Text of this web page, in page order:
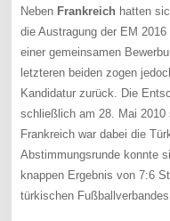
Neben Frankreich hatten
die Austragung der EM
einer gemeinsamen
letzteren beiden zogen
Kandidatur zurück. Die
schließlich am 28. Mai
Frankreich war dabei die
Abstimmungsrunde konnte
knappen Ergebnis von 7:6
türkischen